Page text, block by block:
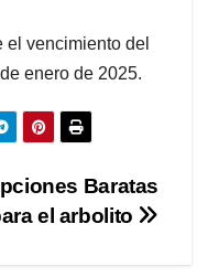
el vencimiento del
enero de 2025.
Baratas
el arbolito